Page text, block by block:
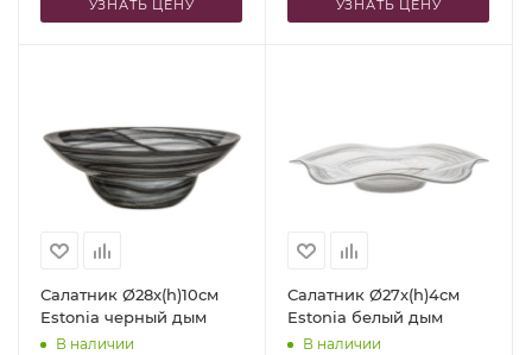
УЗНАТЬ ЦЕНУ УЗНАТЬ ЦЕНУ
Салатник Ø28x(h)10см
Estonia черный дым
В наличии
Салатник Ø27x(h)4см
Estonia белый дым
В наличии